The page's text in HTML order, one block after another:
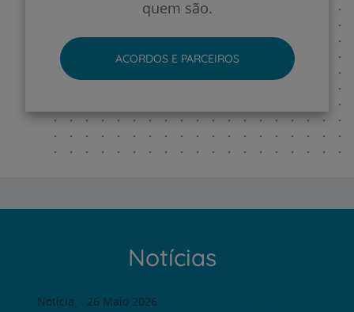
quem são.
ACORDOS E PARCEIROS
Notícias
Notícia 26 Maio 2026